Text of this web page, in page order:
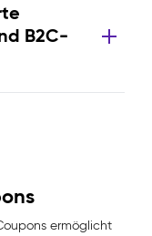
B2C-
ermöglicht